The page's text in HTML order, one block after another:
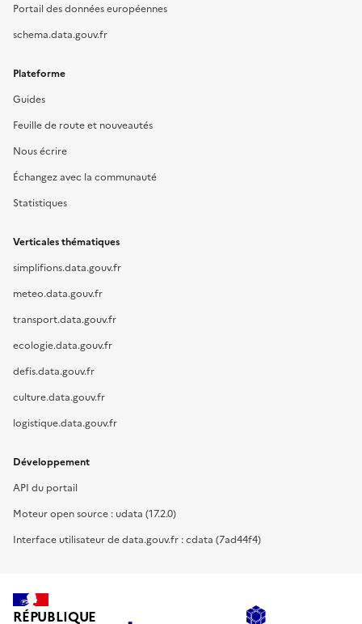
Portail des données européennes
schema.data.gouv.fr
Plateforme
Guides
Feuille de route et nouveautés
Nous écrire
Échangez avec la communauté
Statistiques
Verticales thématiques
simplifions.data.gouv.fr
meteo.data.gouv.fr
transport.data.gouv.fr
ecologie.data.gouv.fr
defis.data.gouv.fr
culture.data.gouv.fr
logistique.data.gouv.fr
Développement
API du portail
Moteur open source : udata (17.2.0)
Interface utilisateur de data.gouv.fr : cdata (7ad44f4)
RÉPUBLIQUE